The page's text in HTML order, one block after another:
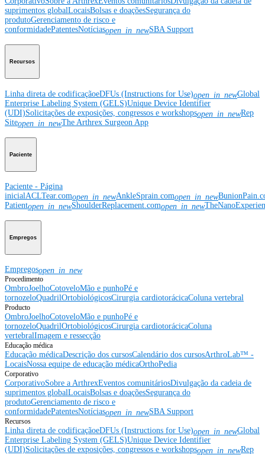
suprimentos globalLocaisBolsas e doaçõesSegurança do
produtoGerenciamento de risco e
conformidadePatentesNotíciasopen_in_newSBA Support
Recursos
Linha direta de codificaçãoeDFUs (Instructions for Use)open_in_newGlobal
Enterprise Labeling System (GELS)Unique Device Identifier
(UDI)Solicitações de exposições, congressos e workshopsopen_in_newRep
Siteopen_in_newThe Arthrex Surgeon App
Paciente
Paciente - Página
inicial ACLTear.comopen_in_newAnkleSprain.comopen_in_new
Patientopen_in_newShoulderReplacement.comopen_in_new
Empregos
Empregosopen_in_new
Procedimento
OmbroJoelhoCotoveloMão e punhoPé e
tornozeloQuadrilOrtobiológicosCirurgia cardiotorácicaColuna vertebral
Producto
OmbroJoelhoCotoveloMão e punhoPé e
tornozeloQuadrilOrtobiológicosCirurgia cardiotorácicaColuna
vertebralImagem e ressecção
Educação médica
Educação médicaDescrição dos cursosCalendário dos cursosArthroLab™ -
LocaisNossa equipe de educação médicaOrthoPedia
Corporativo
CorporativoSobre a ArthrexEventos comunitáriosDivulgação da cadeia de
suprimentos globalLocaisBolsas e doaçõesSegurança do
produtoGerenciamento de risco e
conformidadePatentesNotíciasopen_in_newSBA Support
Recursos
Linha direta de codificaçãoeDFUs (Instructions for Use)open_in_newGlobal
Enterprise Labeling System (GELS)Unique Device Identifier
(UDI)Solicitações de exposições, congressos e workshopsopen_in_newRep